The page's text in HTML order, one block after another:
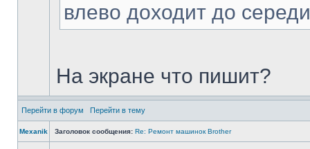
влево доходит до
На экране что пишит?
Перейти в форум Перейти в тему
Mexanik Заголовок сообщения: Re: Ремонт машинок Brother